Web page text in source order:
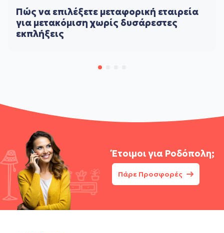
Πώς να επιλέξετε μεταφορική εταιρεία
για μετακόμιση χωρίς δυσάρεστες
εκπλήξεις
Έτοιμοι για Ροδόπολη;
Πάρε Προσφορές